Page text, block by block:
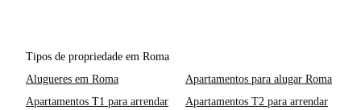
Tipos de propriedade em Roma
Alugueres em Roma
Apartamentos para alugar Roma
Apartamentos T1 para arrendar
Apartamentos T2 para arrendar